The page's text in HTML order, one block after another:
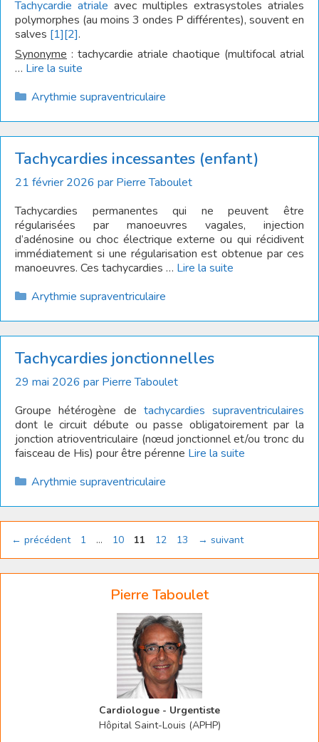
Tachycardie atriale avec multiples extrasystoles atriales
polymorphes (au moins 3 ondes P différentes), souvent en
salves [1][2].
Synonyme : tachycardie atriale chaotique (multifocal atrial
… Lire la suite
Catégories
Arythmie supraventriculaire
Tachycardies incessantes (enfant)
21 février 2026 par Pierre Taboulet
Tachycardies permanentes qui ne peuvent être
régularisées par manoeuvres vagales, injection
d’adénosine ou choc électrique externe ou qui récidivent
immédiatement si une régularisation est obtenue par ces
manoeuvres. Ces tachycardies … Lire la suite
Catégories
Arythmie supraventriculaire
Tachycardies jonctionnelles
29 mai 2026 par Pierre Taboulet
Groupe hétérogène de tachycardies supraventriculaires
dont le circuit débute ou passe obligatoirement par la
jonction atrioventriculaire (nœud jonctionnel et/ou tronc du
faisceau de His) pour être pérenne Lire la suite
Catégories
Arythmie supraventriculaire
← précédent Page
1 … Page
10 Page
11 Page
12 Page
13 → suivant
Pierre Taboulet
Cardiologue - Urgentiste
Hôpital Saint-Louis (APHP)